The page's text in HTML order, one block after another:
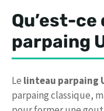
Qu’est-ce
parpaing
Le linteau parpaing
parpaing classique,